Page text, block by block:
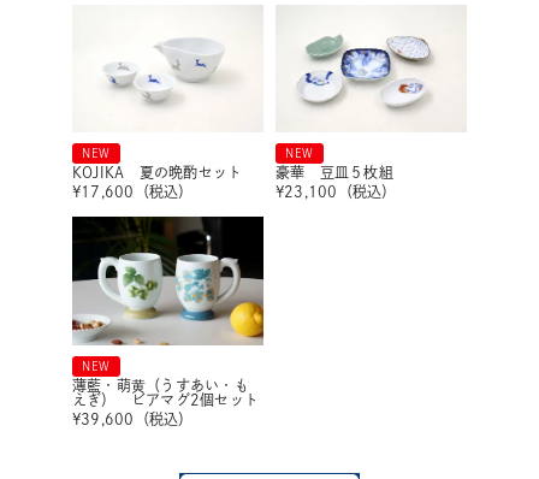
NEW
KOJIKA 夏の晩酌セット
¥17,600 （税込）
NEW
豪華 豆皿５枚組
¥23,100 （税込）
NEW
薄藍・萌黄（うすあい・も
えぎ） ビアマグ2個セット
¥39,600 （税込）